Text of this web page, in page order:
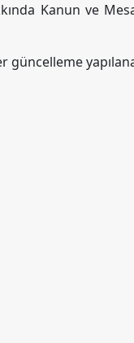
Kanun ve
güncelleme